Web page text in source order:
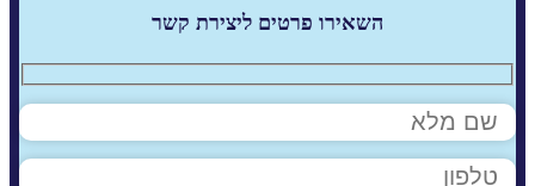
השאירו פרטים ליצירת קשר